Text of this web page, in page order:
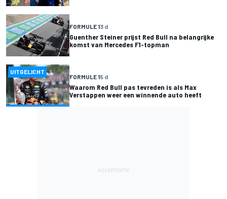
FORMULE 13 d
Guenther Steiner prijst Red Bull na belangrijke
komst van Mercedes F1-topman
UITGELICHT
FORMULE 15 d
Waarom Red Bull pas tevreden is als Max
Verstappen weer een winnende auto heeft